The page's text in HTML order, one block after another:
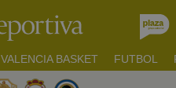
VALENCIA BASKET FUTBOL